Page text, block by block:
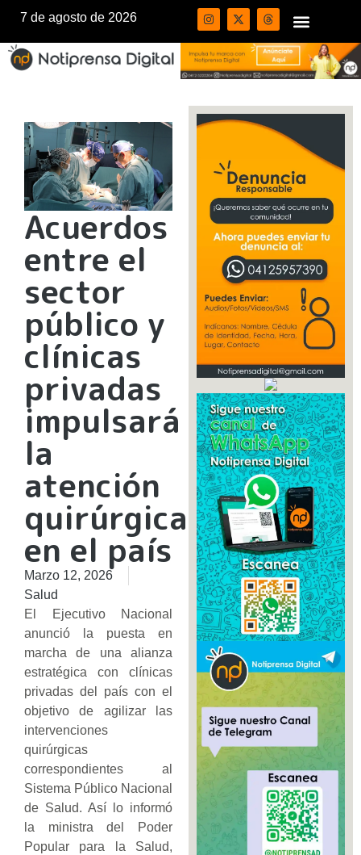
7 de agosto de 2026
Acuerdos
entre el
sector
público y
clínicas
privadas
impulsará
la
atención
quirúrgica
en el país
Marzo 12, 2026
Salud
El Ejecutivo Nacional
anunció la puesta en
marcha de una alianza
estratégica con clínicas
privadas del país con el
objetivo de agilizar las
intervenciones
quirúrgicas
correspondientes al
Sistema Público Nacional
de Salud. Así lo informó
la ministra del Poder
Popular para la Salud,